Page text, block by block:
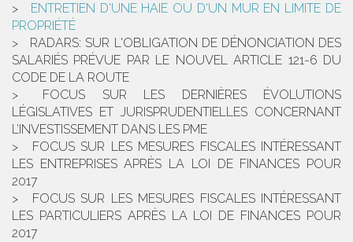
ENTRETIEN D'UNE HAIE OU D'UN MUR EN LIMITE DE
PROPRIÉTÉ
RADARS: SUR L'OBLIGATION DE DÉNONCIATION DES
SALARIÉS PRÉVUE PAR LE NOUVEL ARTICLE 121-6 DU
CODE DE LA ROUTE
FOCUS SUR LES DERNIÈRES ÉVOLUTIONS
LÉGISLATIVES ET JURISPRUDENTIELLES CONCERNANT
L’INVESTISSEMENT DANS LES PME
FOCUS SUR LES MESURES FISCALES INTÉRESSANT
LES ENTREPRISES APRÈS LA LOI DE FINANCES POUR
2017
FOCUS SUR LES MESURES FISCALES INTÉRESSANT
LES PARTICULIERS APRÈS LA LOI DE FINANCES POUR
2017